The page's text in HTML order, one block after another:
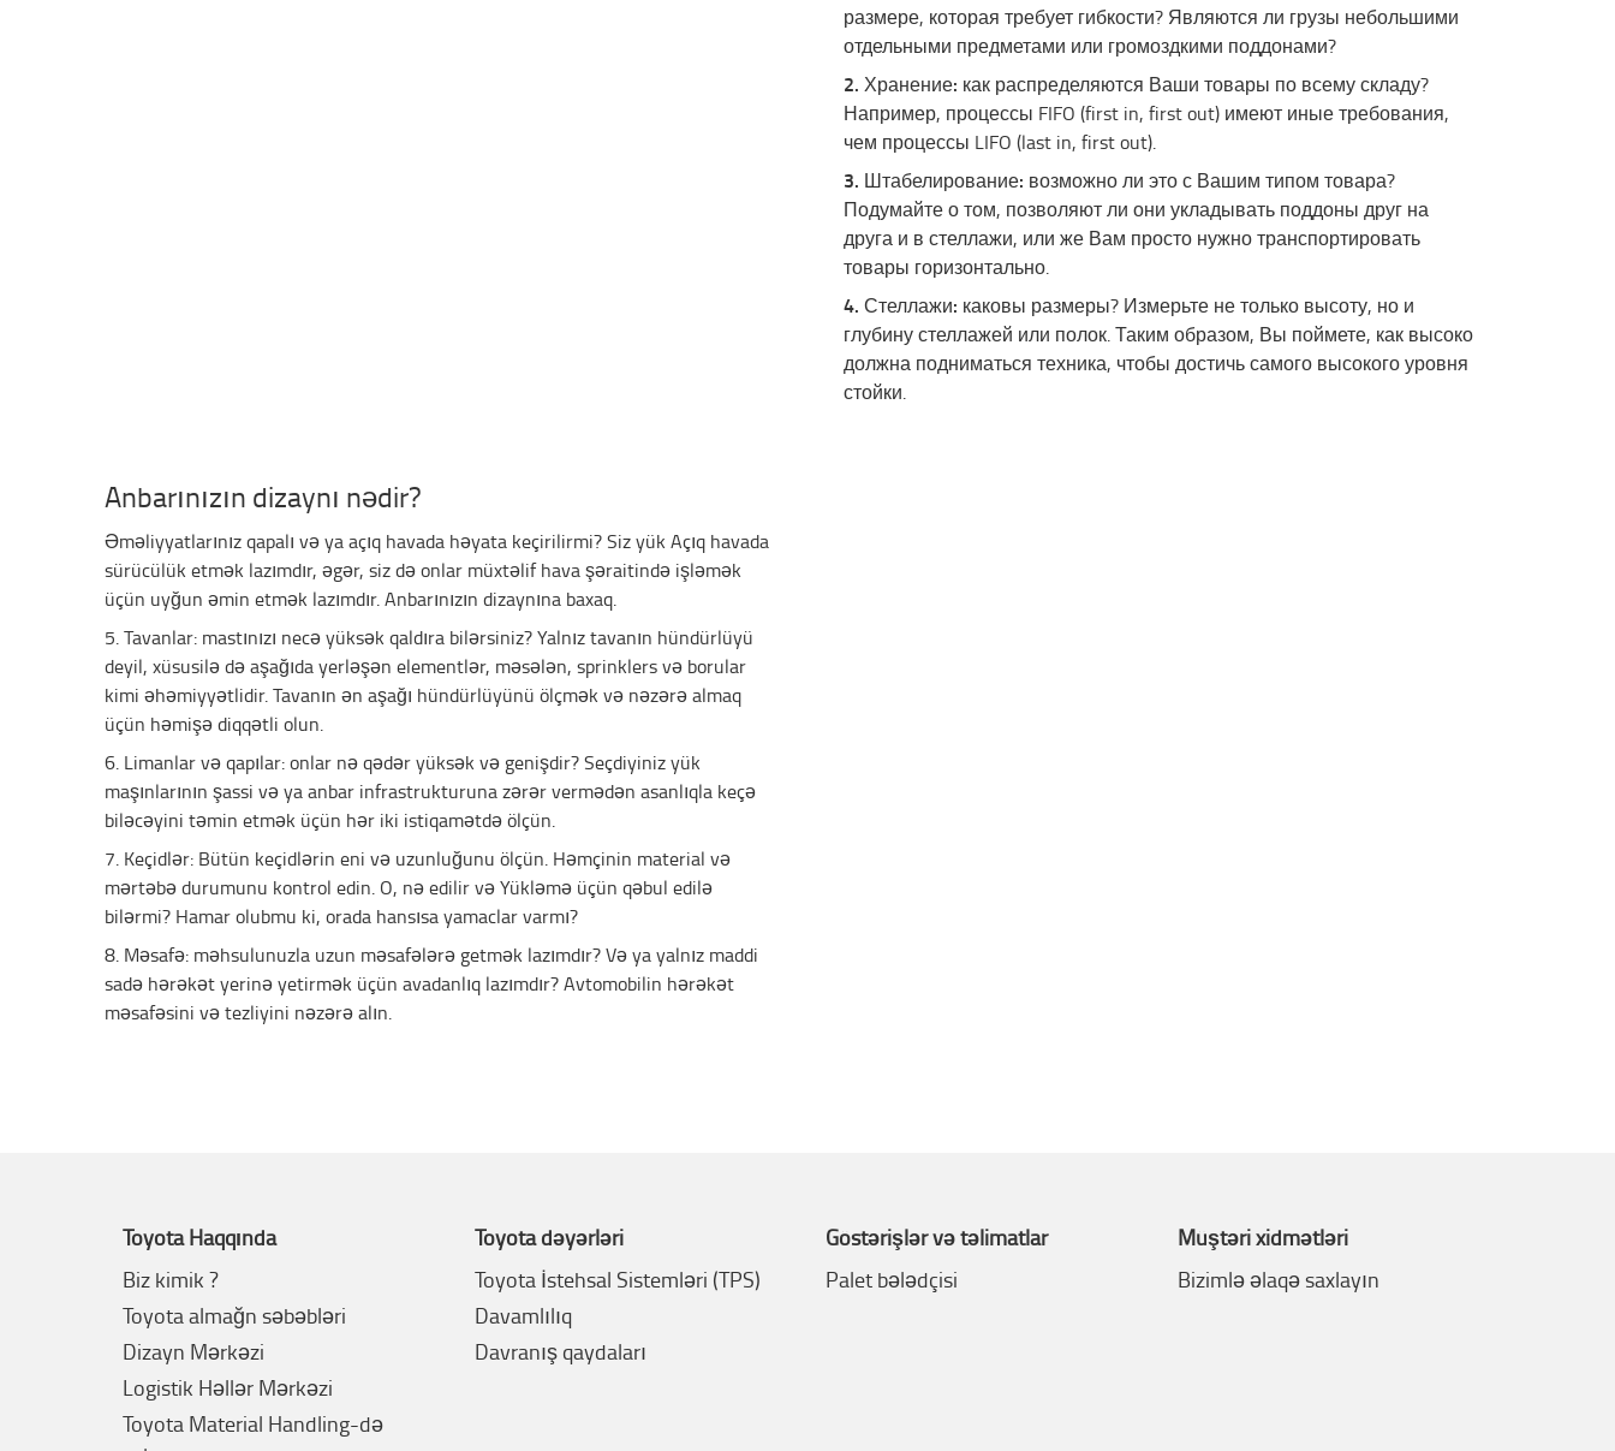
размере, которая требует гибкости? Являются ли грузы небольшими
отдельными предметами или громоздкими поддонами?
2. Хранение: как распределяются Ваши товары по всему складу?
Например, процессы FIFO (first in, first out) имеют иные требования,
чем процессы LIFO (last in, first out).
3. Штабелирование: возможно ли это с Вашим типом товара?
Подумайте о том, позволяют ли они укладывать поддоны друг на
друга и в стеллажи, или же Вам просто нужно транспортировать
товары горизонтально.
4. Стеллажи: каковы размеры? Измерьте не только высоту, но и
глубину стеллажей или полок. Таким образом, Вы поймете, как высоко
должна подниматься техника, чтобы достичь самого высокого уровня
стойки.
Anbarınızın dizaynı nədir?
Əməliyyatlarınız qapalı və ya açıq havada həyata keçirilirmi? Siz yük Açıq havada
sürücülük etmək lazımdır, əgər, siz də onlar müxtəlif hava şəraitində işləmək
üçün uyğun əmin etmək lazımdır. Anbarınızın dizaynına baxaq.
5. Tavanlar: mastınızı necə yüksək qaldıra bilərsiniz? Yalnız tavanın hündürlüyü
deyil, xüsusilə də aşağıda yerləşən elementlər, məsələn, sprinklers və borular
kimi əhəmiyyətlidir. Tavanın ən aşağı hündürlüyünü ölçmək və nəzərə almaq
üçün həmişə diqqətli olun.
6. Limanlar və qapılar: onlar nə qədər yüksək və genişdir? Seçdiyiniz yük
maşınlarının şassi və ya anbar infrastrukturuna zərər vermədən asanlıqla keçə
biləcəyini təmin etmək üçün hər iki istiqamətdə ölçün.
7. Keçidlər: Bütün keçidlərin eni və uzunluğunu ölçün. Həmçinin material və
mərtəbə durumunu kontrol edin. O, nə edilir və Yükləmə üçün qəbul edilə
bilərmi? Hamar olubmu ki, orada hansısa yamaclar varmı?
8. Məsafə: məhsulunuzla uzun məsafələrə getmək lazımdır? Və ya yalnız maddi
sadə hərəkət yerinə yetirmək üçün avadanlıq lazımdır? Avtomobilin hərəkət
məsafəsini və tezliyini nəzərə alın.
Toyota Haqqında
Biz kimik ?
Toyota almağn səbəbləri
Dizayn Mərkəzi
Logistik Həllər Mərkəzi
Toyota Material Handling-də
Toyota dəyərləri
Toyota İstehsal Sistemləri (TPS)
Davamlılıq
Davranış qaydaları
Göstərişlər və təlimatlar
Palet bələdçisi
Müştəri xidmətləri
Bizimlə əlaqə saxlayın